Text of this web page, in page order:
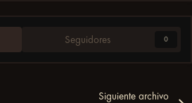
Seguidores 0
Siguiente archivo